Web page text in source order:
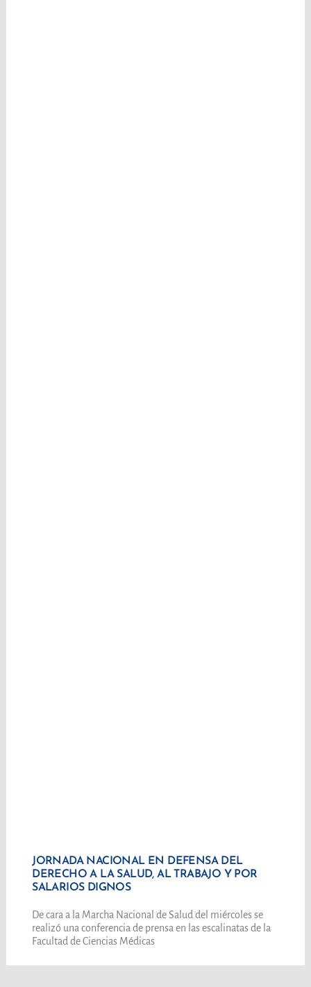
JORNADA NACIONAL EN DEFENSA DEL
DERECHO A LA SALUD, AL TRABAJO Y POR
SALARIOS DIGNOS
De cara a la Marcha Nacional de Salud del miércoles se
realizó una conferencia de prensa en las escalinatas de la
Facultad de Ciencias Médicas